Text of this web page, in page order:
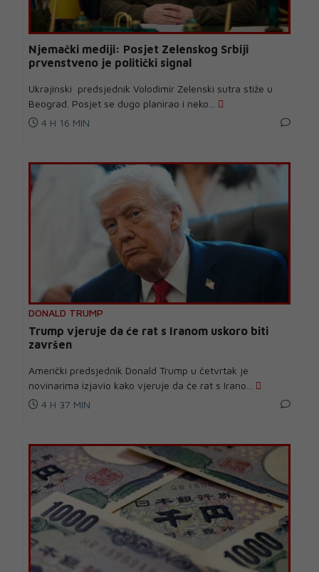
Njemački mediji: Posjet Zelenskog Srbiji
prvenstveno je politički signal
Ukrajinski predsjednik Volodimir Zelenski sutra stiže u
Beograd. Posjet se dugo planirao i neko...
4 H 16 MIN
DONALD TRUMP
Trump vjeruje da će rat s Iranom uskoro biti
završen
Američki predsjednik Donald Trump u četvrtak je
novinarima izjavio kako vjeruje da će rat s Irano...
4 H 37 MIN